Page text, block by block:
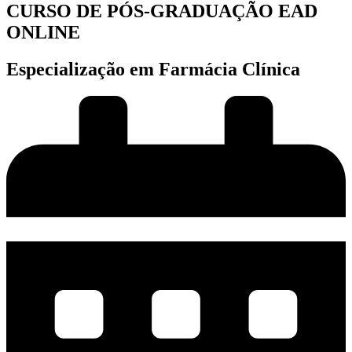
CURSO DE PÓS-GRADUAÇÃO EAD
ONLINE
Especialização em Farmácia Clínica